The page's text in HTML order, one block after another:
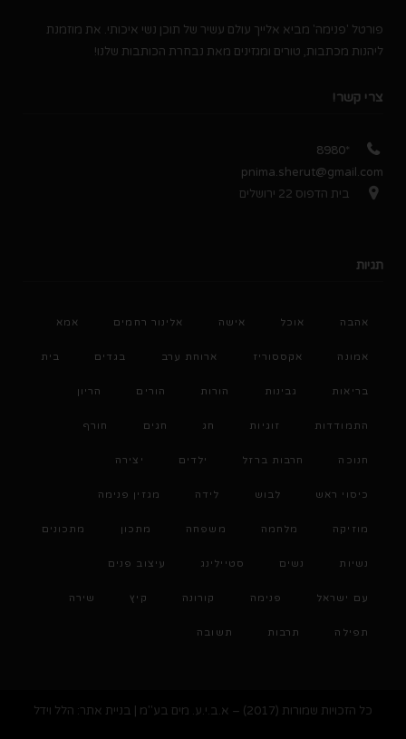
פורטל 'פנימה' מביא אלייך עולם עשיר של תוכן נשי איכותי. את מוזמנת
ליהנות מכתבות, טורים ומגזינים מאת נבחרת הכותבות שלנו!
צרי קשר!
*8980
pnima.sherut@gmail.com
בית הדפוס 22 ירושלים
תגיות
אהבה אוכל אישה אלינור רחמים אמא
אמונה אקססוריז ארוחת ערב בגדים בית
בריאות גבינות הורות הורים הריון
התמודדות זוגיות חג חגים חורף
חנוכה חרבות ברזל ילדים יצירה
כיסוי ראש לבוש לידה מגזין פנימה
מוזיקה מלחמה משפחה מתכון מתכונים
נשיות נשים סטיילינג עיצוב פנים
עם ישראל פנימה קורונה קיץ שירה
תפילה תרבות תשובה
כל הזכויות שמורות (2017) – א.ב.י.ע. מים בע"מ | בניית אתר: הלל וידל